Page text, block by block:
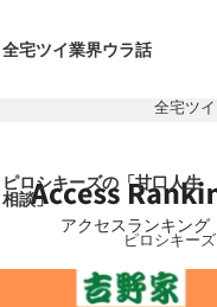
アクセスランキング
全宅ツイ業界ウラ話
全宅ツイ
ピロシキーズの「甘口人生
相談」
ピロシキーズ